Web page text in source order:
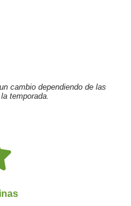
cambio dependiendo de las
temporada.